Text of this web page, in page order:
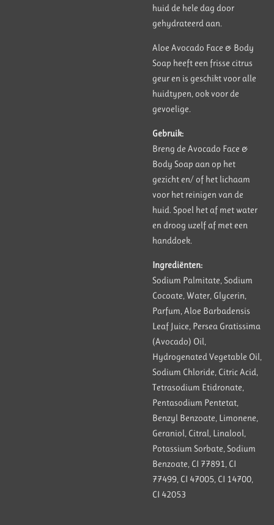
huid de hele dag door
gehydrateerd aan.
Aloe Avocado Face & Body
Soap heeft een frisse citrus
geur en is geschikt voor alle
huidtypen, ook voor de
gevoelige.
Gebruik:
Breng de Avocado Face &
Body Soap aan op het
gezicht en/ of het lichaam
voor het reinigen van de
huid. Spoel het af met water
en droog uzelf af met een
handdoek.
Ingrediënten:
Sodium Palmitate, Sodium
Cocoate, Water, Glycerin,
Parfum, Aloe Barbadensis
Leaf Juice, Persea Gratissima
(Avocado) Oil,
Hydrogenated Vegetable Oil,
Sodium Chloride, Citric Acid,
Tetrasodium Etidronate,
Pentasodium Pentetat,
Benzyl Benzoate, Limonene,
Geraniol, Citral, Linalool,
Potassium Sorbate, Sodium
Benzoate, CI 77891, CI
77499, CI 47005, CI 14700,
CI 42053